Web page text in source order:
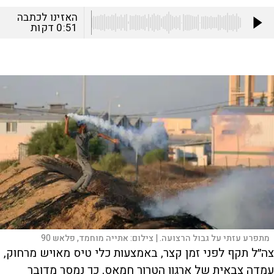
האזינו לכתבה
0:51 דקות
מתפרע עזתי על גבול הרצועה. | צילום:אתייה מוחמד, פלאש 90
צה״ל תקף לפני זמן קצר, באמצעות כלי טיס מאויש מרחוק,
עמדה צבאית של ארגון הטרור חמאס, כך נמסר מדובר